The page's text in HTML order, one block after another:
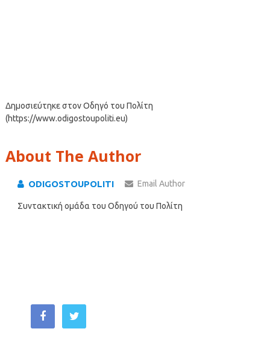
Δημοσιεύτηκε στον Οδηγό του Πολίτη
(https://www.odigostoupoliti.eu)
About The Author
ODIGOSTOUPOLITI Email Author
Συντακτική ομάδα του Οδηγού του Πολίτη